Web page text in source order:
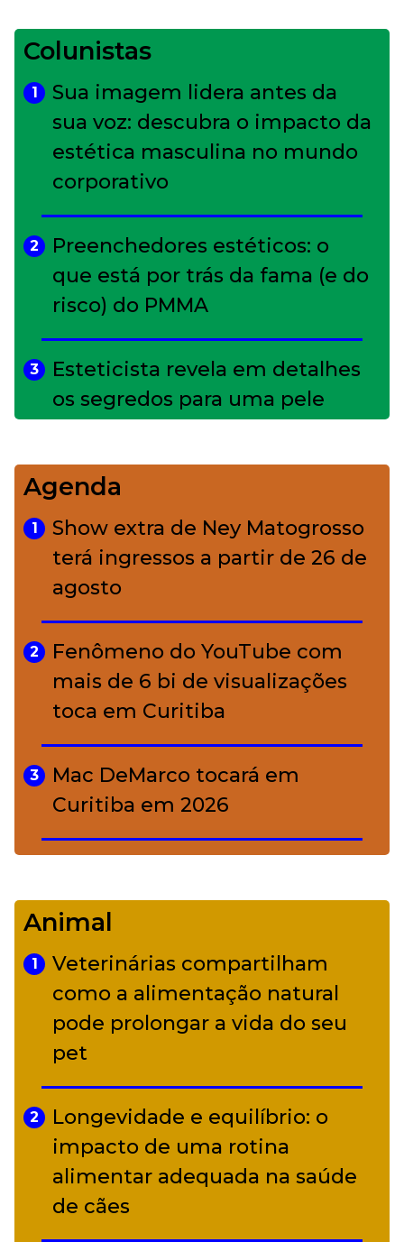
Colunistas
1
Sua imagem lidera antes da
sua voz: descubra o impacto da
estética masculina no mundo
corporativo
2
Preenchedores estéticos: o
que está por trás da fama (e do
risco) do PMMA
3
Esteticista revela em detalhes
os segredos para uma pele
4
Bolsas de palha e ráfia: o
charme rústico que
conquistou o luxo
A ciência por trás da skincare: a
função de cada ativo
Agenda
1
Show extra de Ney Matogrosso
terá ingressos a partir de 26 de
agosto
2
Fenômeno do YouTube com
mais de 6 bi de visualizações
toca em Curitiba
3
Mac DeMarco tocará em
Curitiba em 2026
Camerata tem repertório
diverso a partir de R$ 17
Adriana Calcanhotto retoma
alter ego infantil para show em
Curitiba
Animal
1
Veterinárias compartilham
como a alimentação natural
pode prolongar a vida do seu
pet
2
Longevidade e equilíbrio: o
impacto de uma rotina
alimentar adequada na saúde
de cães